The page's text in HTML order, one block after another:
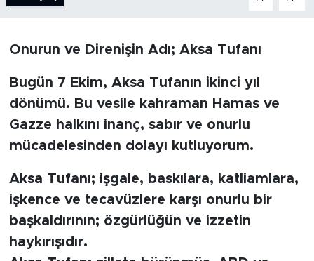
Onurun ve Direnişin Adı; Aksa Tufanı
Bugün 7 Ekim, Aksa Tufanın ikinci yıl
dönümü. Bu vesile kahraman Hamas ve
Gazze halkını inanç, sabır ve onurlu
mücadelesinden dolayı kutluyorum.
Aksa Tufanı; işgale, baskılara, katliamlara,
işkence ve tecavüzlere karşı onurlu bir
başkaldırının; özgürlüğün ve izzetin
haykırışıdır.
ANALİZ
NOSTALJİ
YAZARLAR
DİNİ